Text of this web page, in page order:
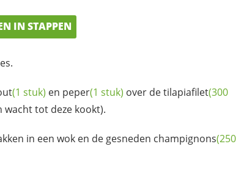
IN STAPPEN
(1 stuk) en peper(1 stuk) over detilapiafilet(300
wacht tot deze kookt).
in een wok en de gesneden champignons(250